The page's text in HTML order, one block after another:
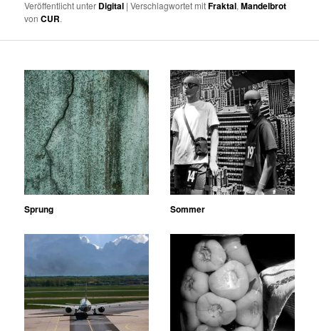
Veröffentlicht unter Digital | Verschlagwortet mitFraktal,Mandelbrot
vonCUR.
Sprung Sommer